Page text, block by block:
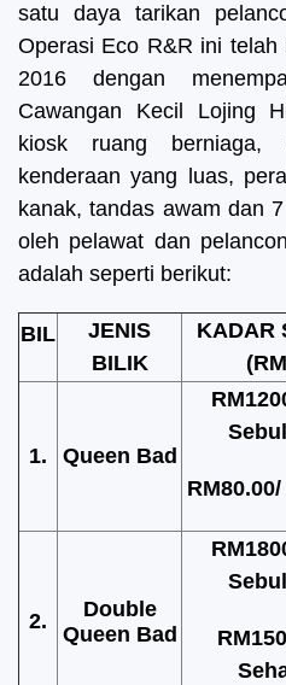
satu daya tarikan
Operasi Eco R&R ini
2016 dengan
Cawangan Kecil Lojing
kiosk ruang berniaga,
kenderaan yang luas,
kanak, tandas awam dan
oleh pelawat dan
adalah seperti berikut:
BIL
JENIS
BILIK
KADAR
1. Queen Bad
2.
Double
Queen Bad